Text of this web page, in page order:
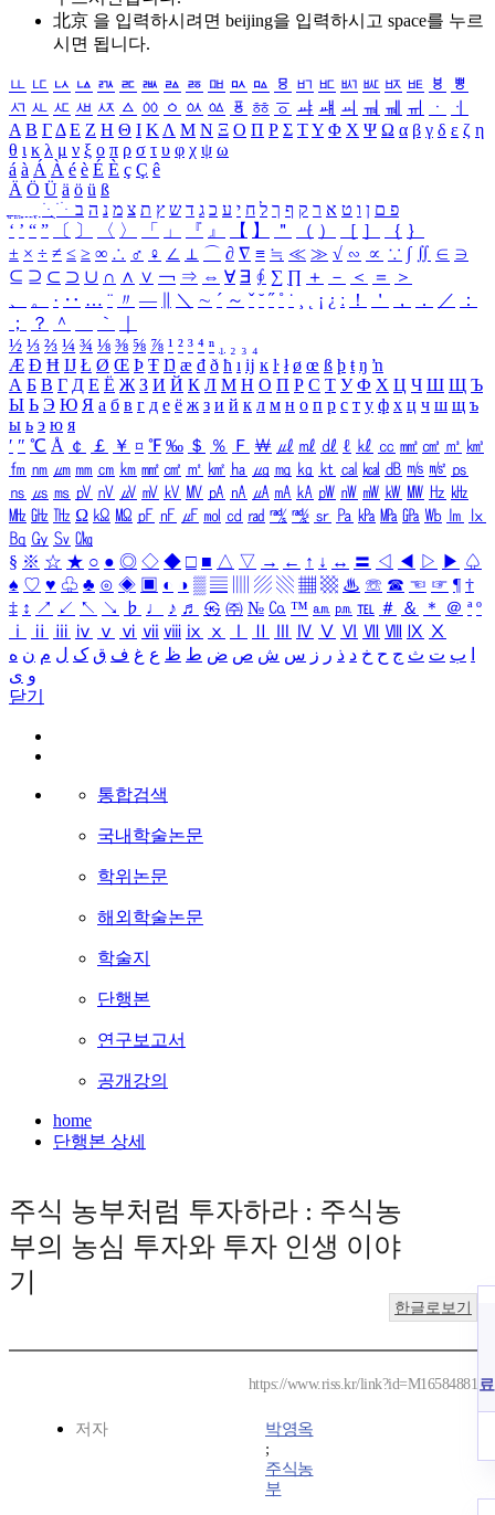
北京 을 입력하시려면 beijing을 입력하시고 space를 누르
시면 됩니다.
ㅥ ㅦ ㅧ ㅨ ㅩ ㅪ ㅫ ㅬ ㅭ ㅮ ㅯ ㅰ ㅱ ㅲ ㅳ ㅴ ㅵ ㅶ ㅷ ㅸ
ㅹ
ㅺ ㅻ ㅼ ㅽ ㅾ ㅿ ㆀ ㆁ ㆂ ㆃ ㆄ ㆅ ㆆ ㆇ ㆈ ㆉ ㆊ ㆋ ㆌ ㆍ
ㆎ
Α Β ΓΔ Ε Ζ Η Θ Ι ΚΛ Μ Ν Ξ Ο Π Ρ Σ ΤΥ Φ Χ Ψ Ω α β γ δ ε ζ η
θ ι κ λ μ ν ξ ο π ρ σ τ υ φ χ ψ ω
á à Á À é è É È ç Ç ê
Ä Ö Ü ä ö ü ß
ִֶֹ ֻּ ׁׂ פ ם ן ו ט א ר ק ף ך ל ח י ע כ ג ד ש ץ ת צ מ נ ה ב
‘ ’ “ ” 〔 〕 〈 〉 「 」 『 』 【 】 ＂ （ ） ［ ］ ｛ ｝
± × ÷ ≠ ≤ ≥ ∞ ∴ ♂ ♀ ∠ ⊥ ⌒ ∂ ∇ ≡ ≒ ≪ ≫ √ ∽ ∝ ∵ ∫ ∬ ∈ ∋
⊆ ⊇ ⊂ ⊃ ∪ ∩ ∧ ∨ ￢ ⇒ ⇔ ∀ ∃ ∮ ∑ ∏ ＋ － ＜ ＝
＞
、
。 · ‥ … ¨ 〃 ― ＼ ∼ ´ ～ ˇ ˘ ˝ ˚ ˙ ¸ ¡ ¿ ː ！ ＇ ， ． ／
：
；
？ ＾ ｀
½ ⅓ ⅔ ¼ ¾ ⅛ ⅜ ⅝ ⅞ ¹ ² ³ ⁴ ⁿ ₁ ₂ ₃ ₄
Æ Ð Ħ Ĳ Ł Ø Œ Þ Ŧ Ŋ æ đ ð ħ ı ĳ ĸ ŀ ł ø œ ß þ ŧ ŋ ŉ
А Б В Г Д Е Ё Ж З И Й К Л М Н О П Р С Т У Ф Х Ц Ч Ш Щ Ъ
Ы Ь Э Ю Я а б в г д е ё ж з и й к л м н о п р с т у ф х ц ч ш щ ъ
ы ь э ю я
′ ″ ℃ Å ￠ ￡ ￥ ¤ ℉ ‰ ＄ ％ Ｆ ￦ ㎕ ㎖ ㎗ ℓ ㎘ ㏄ ㎣ ㎤ ㎥ ㎦
㎙ ㎚ ㎛ ㎜ ㎝ ㎞ ㎟ ㎠ ㎡ ㎢ ㏊ ㎍ ㎎ ㎏ ㏏ ㎈ ㎉ ㏈ ㎧ ㎨ ㎰
㎱ ㎲ ㎳ ㎴ ㎵ ㎶ ㎷ ㎸ ㎹ ㎀ ㎁ ㎂ ㎃ ㎄ ㎺ ㎻ ㎽ ㎾ ㎿ ㎐ ㎑
㎒ ㎓ ㎔ Ω ㏀ ㏁ ㎊ ㎋ ㎌ ㏖ ㏅ ㎭ ㎮ ㎯ ㏛ ㎩ ㎪ ㎫ ㎬ ㏝ ㏐
㏓
㏃ ㏉ ㏜ ㏆
§ ※ ☆ ★ ○ ● ◎ ◇ ◆ □ ■ △ ▽ → ← ↑ ↓ ↔ 〓 ◁ ◀ ▷ ▶ ♤
♠ ♡ ♥ ♧ ♣ ⊙ ◈ ▣ ◐ ◑ ▒ ▤ ▨ ▧ ▦ ▩ ♨ ☏ ☎ ☜ ☞ ¶ †
‡ ↕ ↗ ↙ ↖ ↘ ♭ ♩ ♪ ♬ ㉿ ㈜ № ㏇ ™ ㏂ ㏘ ℡ ＃ ＆ ＊ ＠ ª º
ⅰ
ⅱ ⅲ ⅳ ⅴ ⅵ ⅶ ⅷ ⅸ ⅹ Ⅳ Ⅴ Ⅵ Ⅶ Ⅷ Ⅸ Ⅹ
ب ت ث ج ح خ د ذ ر ز س ش ص ض ط ظ ع غ ف ق ک ل م ن ه
و ی
닫기
통합검색
국내학술논문
학위논문
해외학술논문
학술지
단행본
연구보고서
공개강의
home
단행본 상세
주식 농부처럼 투자하라 : 주식농
부의 농심 투자와 투자 인생 이야
기
한글로보기
https://www.riss.kr/link?id=M16584881
저자
박영옥
;
주식농
부
료